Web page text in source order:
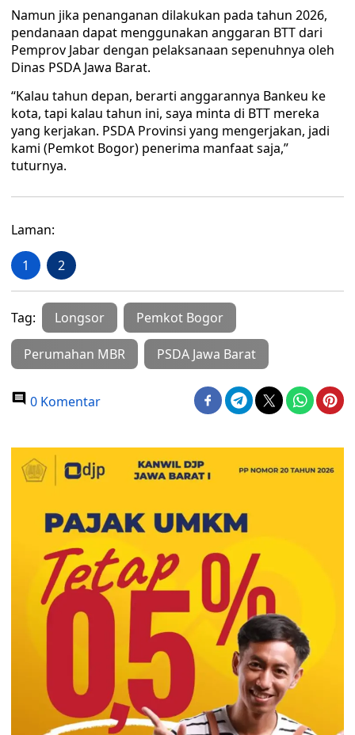
Namun jika penanganan dilakukan pada tahun 2026,
pendanaan dapat menggunakan anggaran BTT dari
Pemprov Jabar dengan pelaksanaan sepenuhnya oleh
Dinas PSDA Jawa Barat.
“Kalau tahun depan, berarti anggarannya Bankeu ke
kota, tapi kalau tahun ini, saya minta di BTT mereka
yang kerjakan. PSDA Provinsi yang mengerjakan, jadi
kami (Pemkot Bogor) penerima manfaat saja,”
tuturnya.
Laman:
1 2
Tag: Longsor Pemkot Bogor
Perumahan MBR PSDA Jawa Barat
0 Komentar